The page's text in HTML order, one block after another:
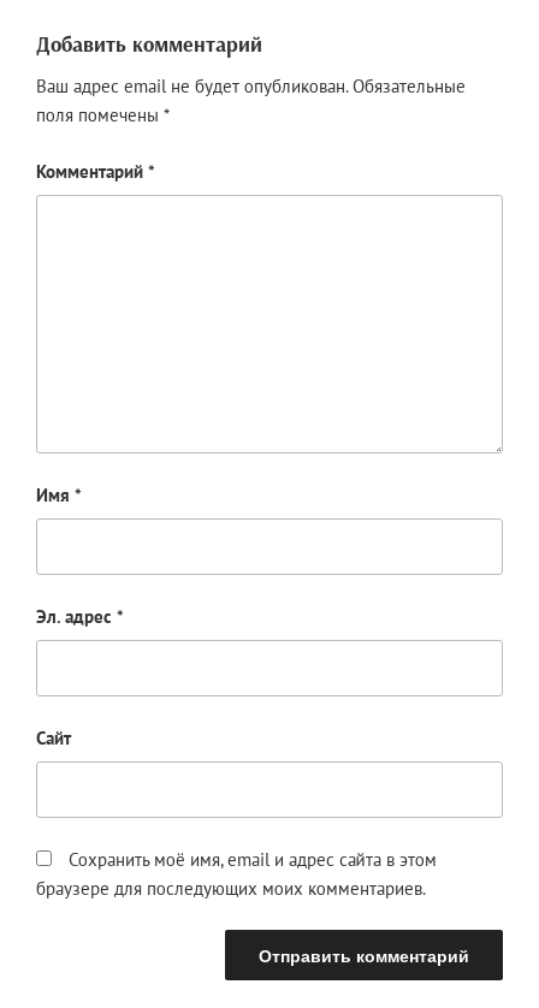
Добавить комментарий
Ваш адрес email не будет опубликован. Обязательные
поля помечены *
Комментарий *
Имя *
Эл. адрес *
Сайт
Сохранить моё имя, email и адрес сайта в этом
браузере для последующих моих комментариев.